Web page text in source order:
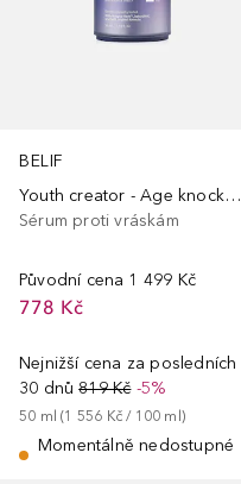
BELIF
Youth creator - Age knockdown bomb
Sérum proti vráskám
Původní cena 1 499 Kč
778 Kč
Nejnižší cena za posledních
30 dnů 819 Kč-5%
50 ml (1 556 Kč / 100 ml )
Momentálně nedostupné